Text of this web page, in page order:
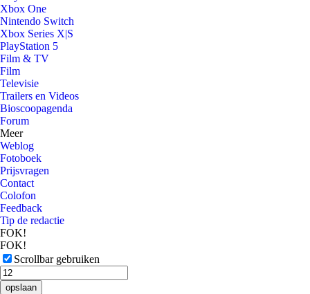
Xbox One
Nintendo Switch
Xbox Series X|S
PlayStation 5
Film & TV
Film
Televisie
Trailers en Videos
Bioscoopagenda
Forum
Meer
Weblog
Fotoboek
Prijsvragen
Contact
Colofon
Feedback
Tip de redactie
FOK!
FOK!
Scrollbar gebruiken
opslaan